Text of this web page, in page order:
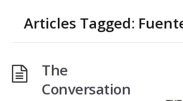
Articles Tagged:
The
Conversation